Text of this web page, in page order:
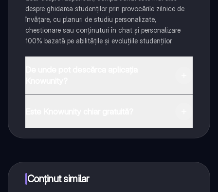
despre ghidarea studenților prin provocările zilnice de
învățare, cu planuri de studiu personalizate,
chestionare sau conținuturi în chat și personalizare
100% bazată pe abilitățile și evoluțiile studenților.
Conținut similar